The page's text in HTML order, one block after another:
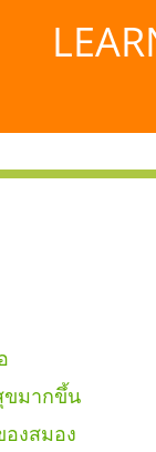
ขมากขึ้น
งสมอง